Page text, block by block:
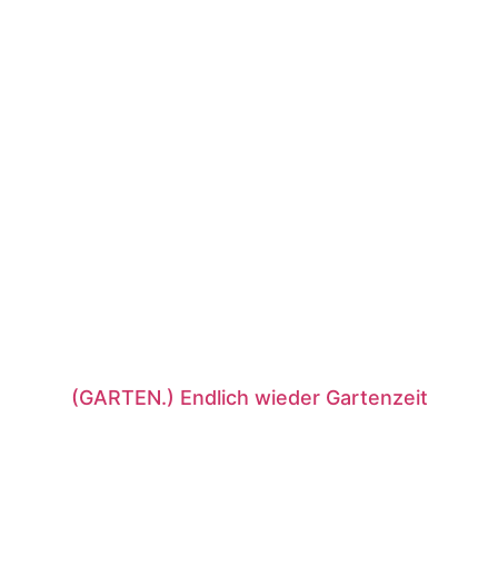
(GARTEN.) Endlich wieder Gartenzeit